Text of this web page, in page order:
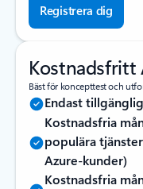
Registrera dig
Bäst för koncepttest och
Endast
Kostnadsfria
populära
Azure-kunder)
Kostnadsfria